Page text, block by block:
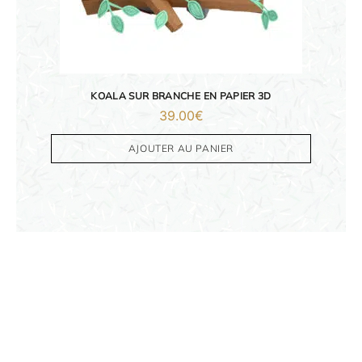
KOALA SUR BRANCHE EN PAPIER 3D
39.00€
AJOUTER AU PANIER